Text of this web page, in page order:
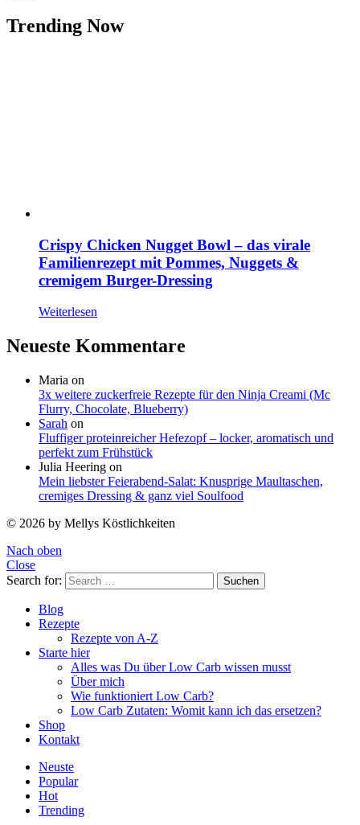
Trending Now
Crispy Chicken Nugget Bowl – das virale
Familienrezept mit Pommes, Nuggets &
cremigem Burger-Dressing
Weiterlesen
Neueste Kommentare
Maria on
3x weitere zuckerfreie Rezepte für den Ninja Creami (Mc
Flurry, Chocolate, Blueberry)
Sarah on
Fluffiger proteinreicher Hefezopf – locker, aromatisch und
perfekt zum Frühstück
Julia Heering on
Mein liebster Feierabend-Salat: Knusprige Maultaschen,
cremiges Dressing & ganz viel Soulfood
© 2026 by Mellys Köstlichkeiten
Nach oben
Close
Search for:
Suchen
Blog
Rezepte
Rezepte von A-Z
Starte hier
Alles was Du über Low Carb wissen musst
Über mich
Wie funktioniert Low Carb?
Low Carb Zutaten: Womit kann ich das ersetzen?
Shop
Kontakt
Neuste
Popular
Hot
Trending